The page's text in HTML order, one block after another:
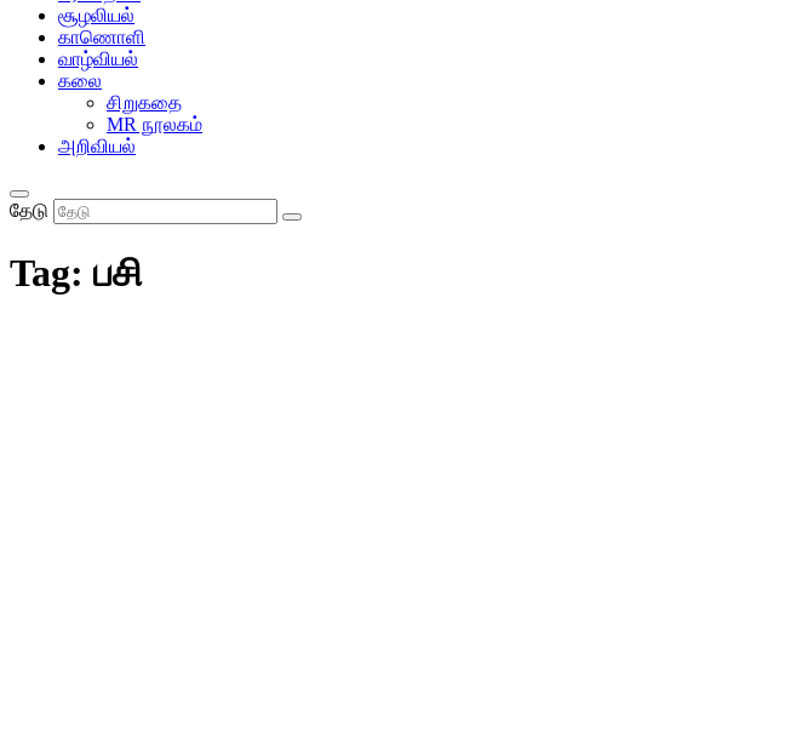
சூழலியல்
காணொளி
வாழ்வியல்
கலை
சிறுகதை
MR நூலகம்
அறிவியல்
தேடு
Tag: பசி